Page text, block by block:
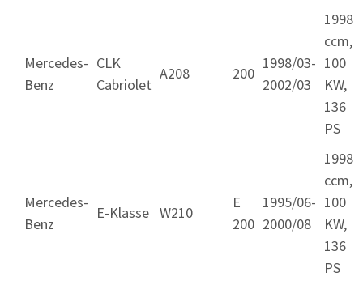
Mercedes-
Benz
CLK
Cabriolet
A208 200
1998/03-
2002/03
1998
ccm,
100
KW,
136
PS
Mercedes-
Benz
E-Klasse W210
E
200
1995/06-
2000/08
1998
ccm,
100
KW,
136
PS